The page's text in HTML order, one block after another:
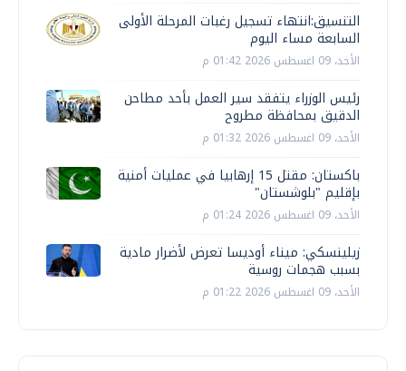
التنسيق:انتهاء تسجيل رغبات المرحلة الأولى
السابعة مساء اليوم
الأحد، 09 اغسطس 2026 01:42 م
رئيس الوزراء يتفقد سير العمل بأحد مطاحن
الدقيق بمحافظة مطروح
الأحد، 09 اغسطس 2026 01:32 م
باكستان: مقتل 15 إرهابيا في عمليات أمنية
بإقليم "بلوشستان"
الأحد، 09 اغسطس 2026 01:24 م
زيلينسكي: ميناء أوديسا تعرض لأضرار مادية
بسبب هجمات روسية
الأحد، 09 اغسطس 2026 01:22 م